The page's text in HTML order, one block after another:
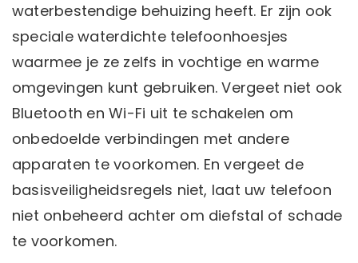
waterbestendige behuizing heeft. Er zijn ook
speciale waterdichte telefoonhoesjes
waarmee je ze zelfs in vochtige en warme
omgevingen kunt gebruiken. Vergeet niet ook
Bluetooth en Wi-Fi uit te schakelen om
onbedoelde verbindingen met andere
apparaten te voorkomen. En vergeet de
basisveiligheidsregels niet, laat uw telefoon
niet onbeheerd achter om diefstal of schade
te voorkomen.